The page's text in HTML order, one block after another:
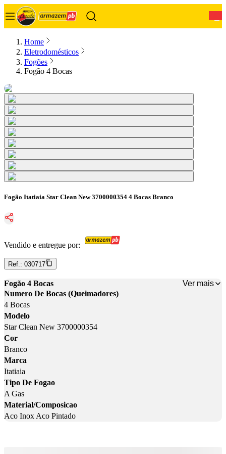
Home
Eletrodomésticos
Fogões
Fogão 4 Bocas
Fogão Itatiaia Star Clean New 3700000354 4 Bocas Branco
Vendido e entregue por:
Ref.: 030717
Fogão 4 Bocas
Ver mais
Numero De Bocas (Queimadores)
4 Bocas
Modelo
Star Clean New 3700000354
Cor
Branco
Marca
Itatiaia
Tipo De Fogao
A Gas
Material/Composicao
Aco Inox Aco Pintado